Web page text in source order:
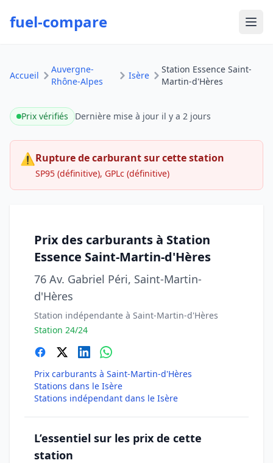
fuel-compare
Accueil
Auvergne-
Rhône-Alpes
Isère
Station Essence Saint-
Martin-d'Hères
Prix vérifiés Dernière mise à jour il y a 2 jours
⚠Rupture de carburant sur cette station
SP95 (définitive), GPLc (définitive)
Prix des carburants à Station
Essence Saint-Martin-d'Hères
76 Av. Gabriel Péri, Saint-Martin-
d'Hères
Station indépendante à Saint-Martin-d'Hères
Station 24/24
Prix carburants à Saint-Martin-d'Hères
Stations dans le Isère
Stations indépendant dans le Isère
L’essentiel sur les prix de cette
station